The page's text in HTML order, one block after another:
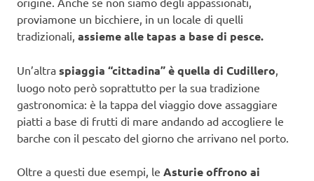
proviamone un bicchiere, in un locale di quelli
tradizionali, assieme alle tapas a base di pesce.
Un’altra spiaggia “cittadina” è quella di Cudillero,
luogo noto però soprattutto per la sua tradizione
gastronomica: è la tappa del viaggio dove assaggiare
piatti a base di frutti di mare andando ad accogliere le
barche con il pescato del giorno che arrivano nel porto.
Oltre a questi due esempi, le Asturie offrono ai